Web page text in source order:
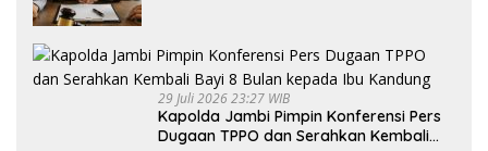
29 Juli 2026 23:27 WIB
Kapolda Jambi Pimpin Konferensi Pers
Dugaan TPPO dan Serahkan Kembali